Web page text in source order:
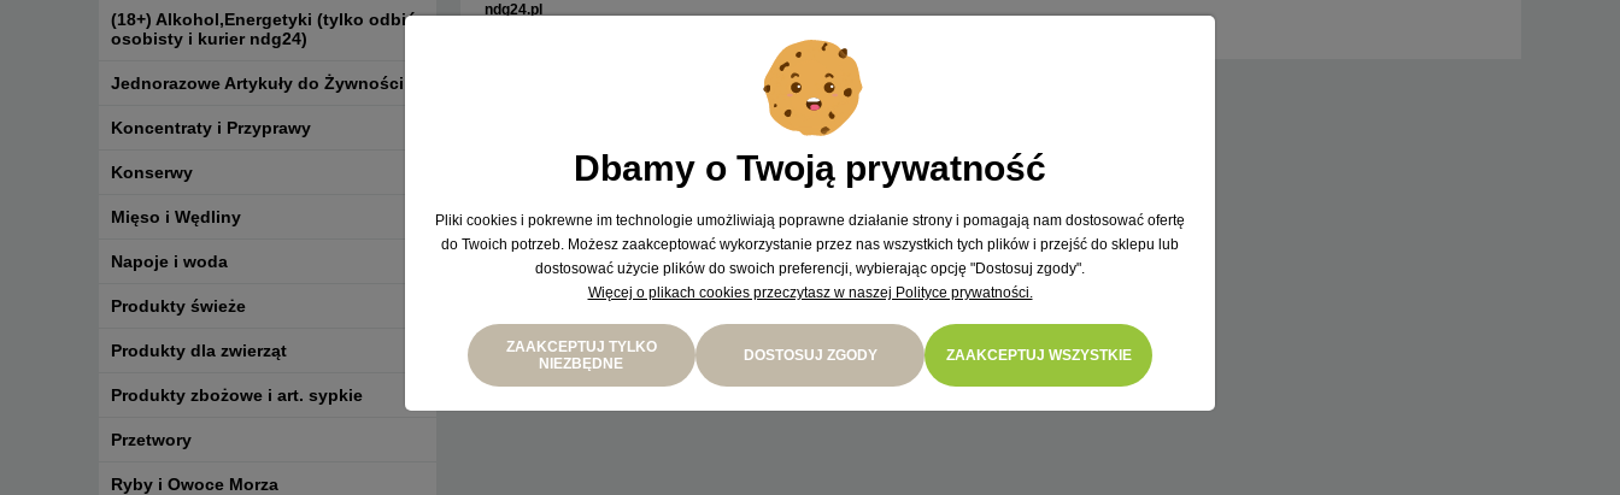
(18+) Alkohol,Energetyki (tylko odbiór
osobisty i kurier ndg24)
Jednorazowe Artykuły do Żywności
Koncentraty i Przyprawy
Konserwy
Mięso i Wędliny
Napoje i woda
Produkty świeże
Produkty dla zwierząt
Produkty zbożowe i art. sypkie
Przetwory
Ryby i Owoce Morza
ndg24.pl
Dbamy o Twoją prywatność
Pliki cookies i pokrewne im technologie umożliwiają poprawne działanie strony i pomagają nam dostosować ofertę
do Twoich potrzeb. Możesz zaakceptować wykorzystanie przez nas wszystkich tych plików i przejść do sklepu lub
dostosować użycie plików do swoich preferencji, wybierając opcję "Dostosuj zgody".
Więcej o plikach cookies przeczytasz w naszej Polityce prywatności.
ZAAKCEPTUJ TYLKO
NIEZBĘDNE
DOSTOSUJ ZGODY ZAAKCEPTUJ WSZYSTKIE